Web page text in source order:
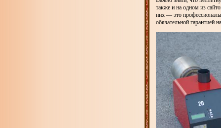
также и на одном из
них — это
обязательной гарантией